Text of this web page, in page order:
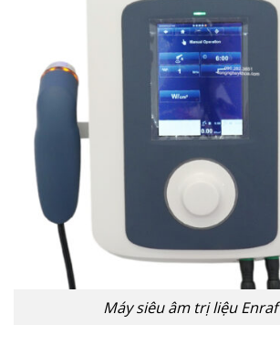
Máy siêu âm trị liệu Enraf